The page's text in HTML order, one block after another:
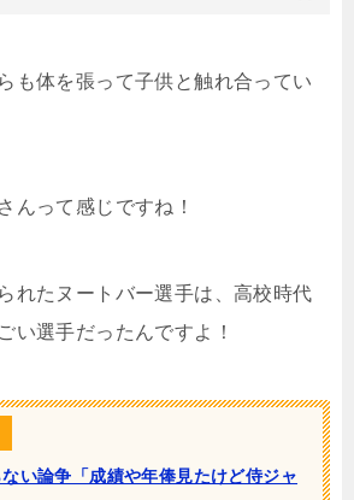
も体を張って子供と触れ合ってい
んって感じですね！
れたヌートバー選手は、高校時代
い選手だったんですよ！
い論争「成績や年俸見たけど侍ジャ